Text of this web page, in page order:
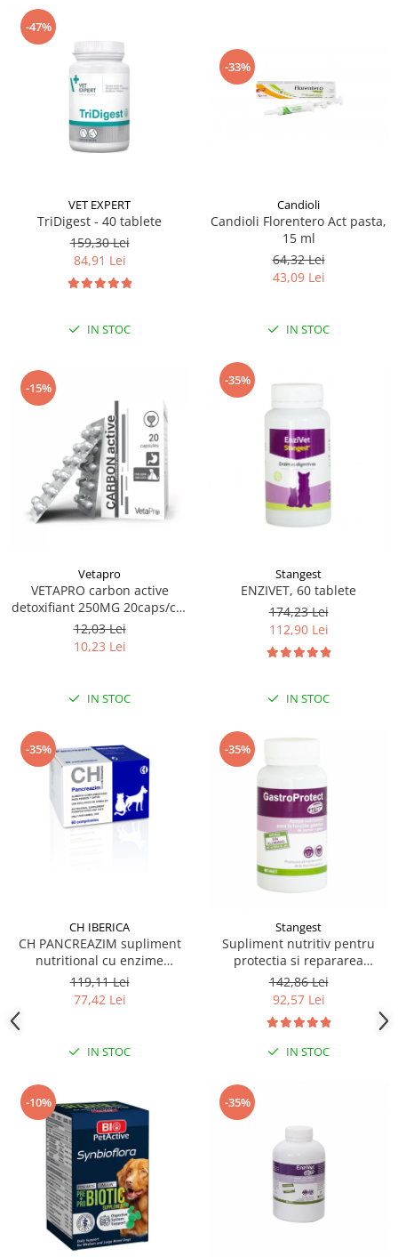
-47%
VET EXPERT
TriDigest - 40 tablete
159,30 Lei
84,91 Lei
IN STOC
-33%
Candioli
Candioli Florentero Act pasta,
15 ml
64,32 Lei
43,09 Lei
IN STOC
-15%
Vetapro
VETAPRO carbon active
detoxifiant 250MG 20caps/cut
suport gastrointestinal caini si
pisici
12,03 Lei
10,23 Lei
IN STOC
-35%
Stangest
ENZIVET, 60 tablete
174,23 Lei
112,90 Lei
IN STOC
-35%
CH IBERICA
CH PANCREAZIM supliment
nutritional cu enzime
vegetale, pentru caini si pisici
60 tbl
119,11 Lei
77,42 Lei
IN STOC
-35%
Stangest
Supliment nutritiv pentru
protectia si repararea
mucoasei gastrice la caini si
pisici, GASTROPROTECT
Stangest, 30 tablete
142,86 Lei
92,57 Lei
IN STOC
-10% -35%